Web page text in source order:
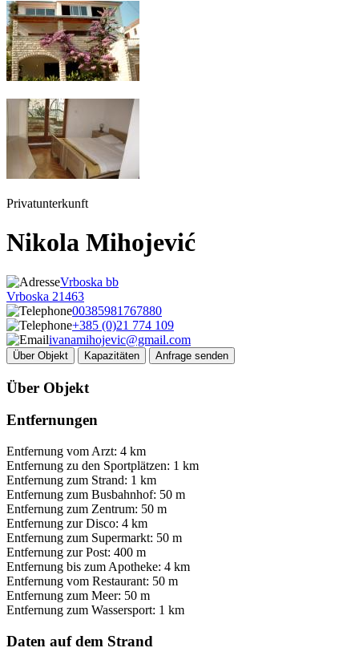
Privatunterkunft
Nikola Mihojević
Vrboska bb
Vrboska 21463
00385981767880
+385 (0)21 774 109
ivanamihojevic@gmail.com
Über Objekt Kapazitäten Anfrage senden
Über Objekt
Entfernungen
Entfernung vom Arzt: 4 km
Entfernung zu den Sportplätzen: 1 km
Entfernung zum Strand: 1 km
Entfernung zum Busbahnhof: 50 m
Entfernung zum Zentrum: 50 m
Entfernung zur Disco: 4 km
Entfernung zum Supermarkt: 50 m
Entfernung zur Post: 400 m
Entfernung bis zum Apotheke: 4 km
Entfernung vom Restaurant: 50 m
Entfernung zum Meer: 50 m
Entfernung zum Wassersport: 1 km
Daten auf dem Strand